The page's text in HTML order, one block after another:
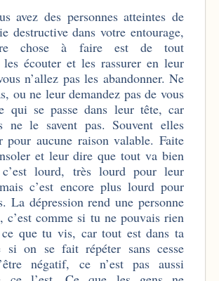
avez des personnes atteintes de
destructive dans votre entourage,
chose à faire est de tout
les écouter et les rassurer en leur
n’allez pas les abandonner. Ne
ou ne leur demandez pas de vous
qui se passe dans leur tête, car
ne le savent pas. Souvent elles
pour aucune raison valable. Faite
et leur dire que tout va bien
lourd, très lourd pour leur
c’est encore plus lourd pour
La dépression rend une personne
c’est comme si tu ne pouvais rien
que tu vis, car tout est dans ta
si on se fait répéter sans cesse
négatif, ce n’est pas aussi